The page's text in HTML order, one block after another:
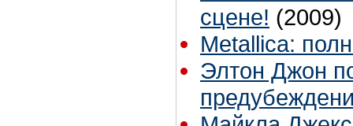
сцене! (2009)
Metallica:
Элтон Джон